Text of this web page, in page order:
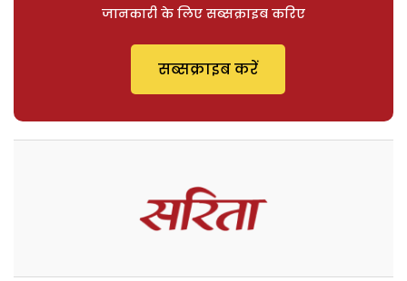
जानकारी के लिए सब्सक्राइब करिए
सब्सक्राइब करें